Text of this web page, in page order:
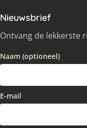
Nieuwsbrief
Ontvang de lekkerste
Naam (optioneel)
E-mail